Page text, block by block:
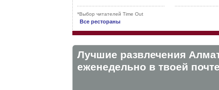
*Выбор читателей Time Out
Все рестораны
Лучшие развлечения
eженедельно в твоей